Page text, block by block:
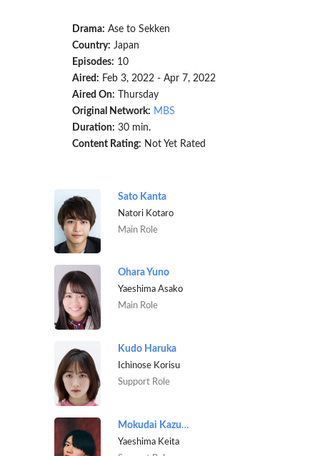
Drama: Ase to Sekken
Country: Japan
Episodes: 10
Aired: Feb 3, 2022 - Apr 7, 2022
Aired On: Thursday
Original Network: MBS
Duration: 30 min.
Content Rating: Not Yet Rated
Sato Kanta
Natori Kotaro
Main Role
Ohara Yuno
Yaeshima Asako
Main Role
Kudo Haruka
Ichinose Korisu
Support Role
Mokudai Kazuto
Yaeshima Keita